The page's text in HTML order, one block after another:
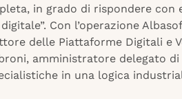
in grado di rispondere con
Con l’operazione
delle Piattaforme Digitali e
amministratore delegato di
in una logica